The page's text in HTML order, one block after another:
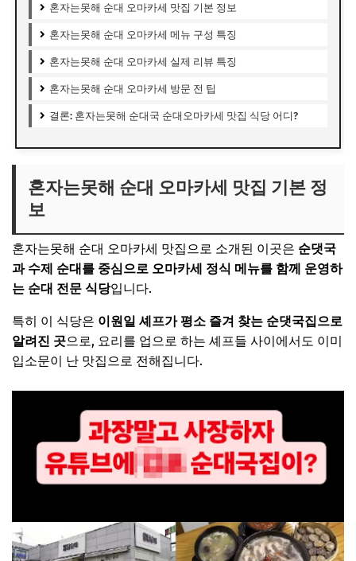
혼자는못해 순대 오마카세 맛집 기본 정보
혼자는못해 순대 오마카세 메뉴 구성 특징
혼자는못해 순대 오마카세 실제 리뷰 특징
혼자는못해 순대 오마카세 방문 전 팁
결론: 혼자는못해 순대국 순대오마카세 맛집 식당 어디?
혼자는못해 순대 오마카세 맛집 기본 정
보
혼자는못해 순대 오마카세 맛집으로 소개된 이곳은 순댓국
과 수제 순대를 중심으로 오마카세 정식 메뉴를 함께 운영하
는 순대 전문 식당입니다.
특히 이 식당은 이원일 셰프가 평소 즐겨 찾는 순댓국집으로
알려진 곳으로, 요리를 업으로 하는 셰프들 사이에서도 이미
입소문이 난 맛집으로 전해집니다.